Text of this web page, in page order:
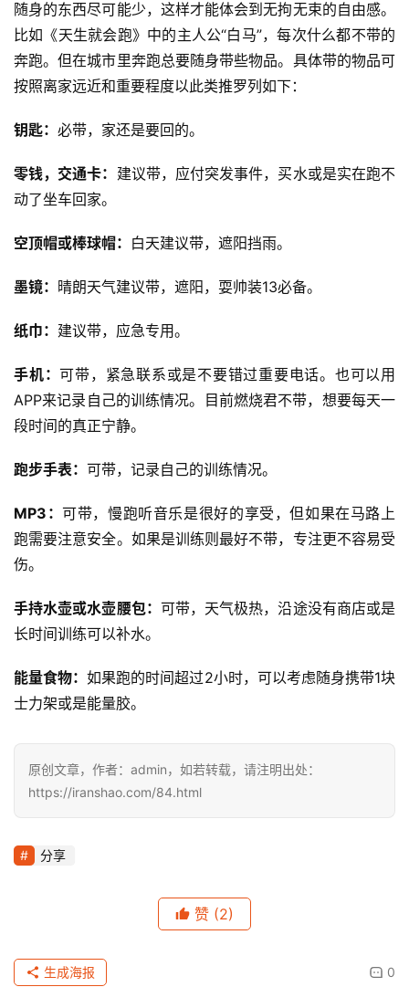
比
赛
察
装
备
练
视
用
户
选
运
动
集
随身的东西尽可能少，这样才能体会到无拘无束的自由感。
比如《天生就会跑》中的主人公“白马”，每次什么都不带的
奔跑。但在城市里奔跑总要随身带些物品。具体带的物品可
按照离家远近和重要程度以此类推罗列如下：
钥匙： 必带，家还是要回的。
零钱，交通卡： 建议带，应付突发事件，买水或是实在跑不
动了坐车回家。
空顶帽或棒球帽： 白天建议带，遮阳挡雨。
墨镜： 晴朗天气建议带，遮阳，耍帅装13必备。
纸巾： 建议带，应急专用。
手机：可带，紧急联系或是不要错过重要电话。也可以用
APP来记录自己的训练情况。目前燃烧君不带，想要每天一
段时间的真正宁静。
跑步手表： 可带，记录自己的训练情况。
MP3：可带，慢跑听音乐是很好的享受，但如果在马路上
跑需要注意安全。如果是训练则最好不带，专注更不容易受
伤。
手持水壶或水壶腰包： 可带，天气极热，沿途没有商店或是
长时间训练可以补水。
能量食物：如果跑的时间超过2小时，可以考虑随身携带1块
士力架或是能量胶。
原创文章，作者：admin，如若转载，请注明出处：
https://iranshao.com/84.html
分享
赞 (2)
0
生成海报